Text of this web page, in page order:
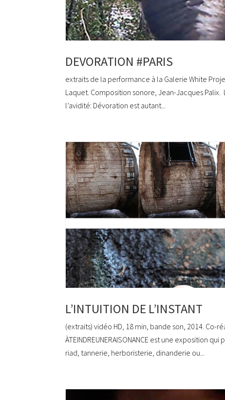
DEVORATION #PARIS
extraits de la performance à la Galerie White
Laquet. Composition sonore, Jean-Jacques
l’avidité: Dévoration est autant...
L’INTUITION DE L’INSTANT
(extraits) vidéo HD, 18 min, bande son, 2014. Co-
ÀTEINDREUNERAISONANCE est une exposition
riad, tannerie, herboristerie, dinanderie ou...